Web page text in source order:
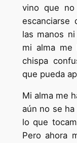
vino que no
escanciarse
las manos
mi alma me
chispa
que pueda
Mi alma me
aún no se
lo que
Pero ahora